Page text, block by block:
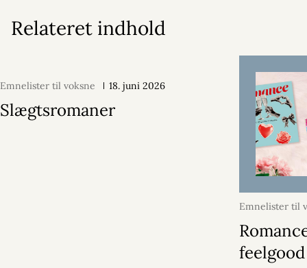
Relateret indhold
Emnelister til voksne 18. juni 2026
Slægtsromaner
Emnelister til
juni 2026